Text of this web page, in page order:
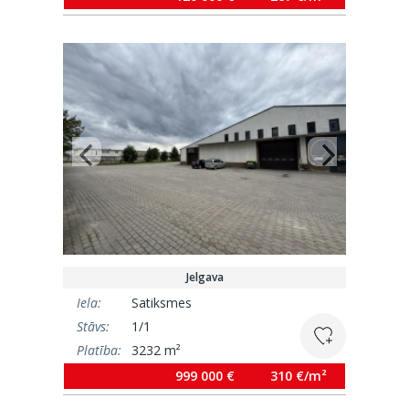
Jelgava
Iela:
Satiksmes
Stāvs:
1/1
Platība:
3232 m²
999 000 €
310 €/m²